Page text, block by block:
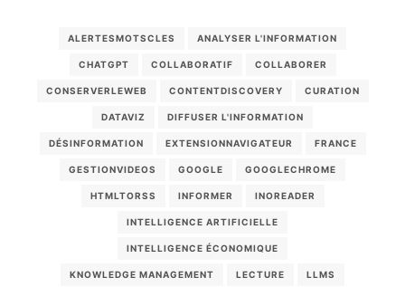
ALERTESMOTSCLES ANALYSER L'INFORMATION
CHATGPT COLLABORATIF COLLABORER
CONSERVERLEWEB CONTENTDISCOVERY CURATION
DATAVIZ DIFFUSER L'INFORMATION
DÉSINFORMATION EXTENSIONNAVIGATEUR FRANCE
GESTIONVIDEOS GOOGLE GOOGLECHROME
HTMLTORSS INFORMER INOREADER
INTELLIGENCE ARTIFICIELLE
INTELLIGENCE ÉCONOMIQUE
KNOWLEDGE MANAGEMENT LECTURE LLMS